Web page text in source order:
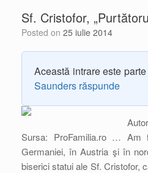
Sf. Cristofor,
Posted on 25 iulie 2014
Această intrare este
Saunders răspunde
Sursa: ProFamilia.ro …
Germaniei, în Austria şi în
biserici statui ale Sf. Cristofor,